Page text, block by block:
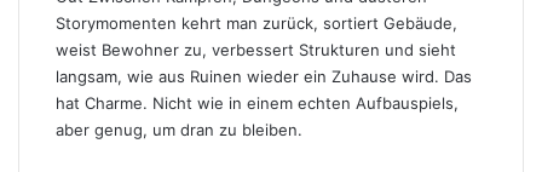
Storymomenten kehrt man zurück, sortiert Gebäude,
weist Bewohner zu, verbessert Strukturen und sieht
langsam, wie aus Ruinen wieder ein Zuhause wird. Das
hat Charme. Nicht wie in einem echten Aufbauspiels,
aber genug, um dran zu bleiben.